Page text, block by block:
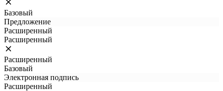
Базовый
Предложение
Расширенный
Расширенный
Расширенный
Базовый
Электронная подпись
Расширенный